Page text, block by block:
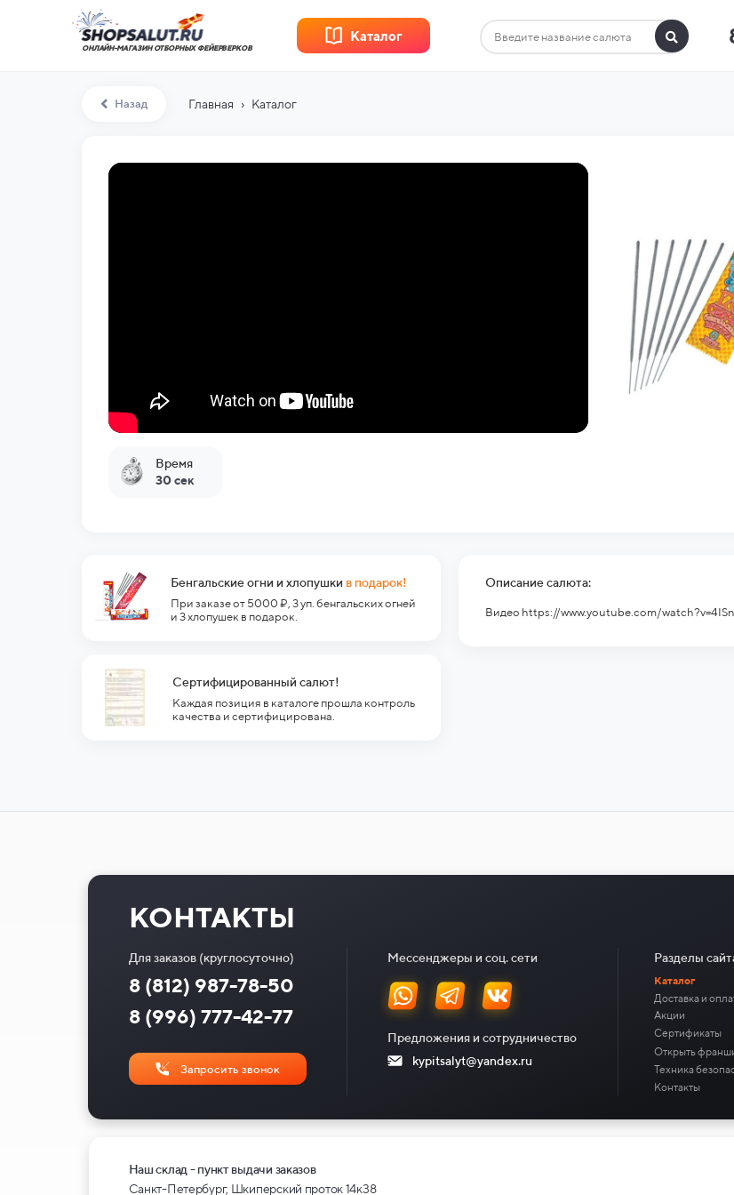
ОНЛАЙН-МАГАЗИН ОТБОРНЫХ ФЕЙЕРВЕРКОВ
Каталог
Назад Главная › Каталог
Время
30 сек
Бенгальские огни и хлопушки в подарок!
При заказе от 5000 ₽, 3 уп. бенгальских огней
и 3 хлопушек в подарок.
Сертифицированный салют!
Каждая позиция в каталоге прошла контроль
качества и сертифицирована.
Описание салюта:
Видео https://www.youtube.com/
КОНТАКТЫ
Для заказов (круглосуточно)
8 (996) 777-42-77
8 (812) 987-78-50
Запросить звонок
Мессенджеры и соц. сети
Предложения и сотрудничество
kypitsalyt@yandex.ru
Разделы
Наш склад - пункт выдачи заказов
Санкт-Петербург, Шкиперский проток 14к38
Каталог
Техника
Доставка и
Акции
Сертификаты
Открыть
Контакты